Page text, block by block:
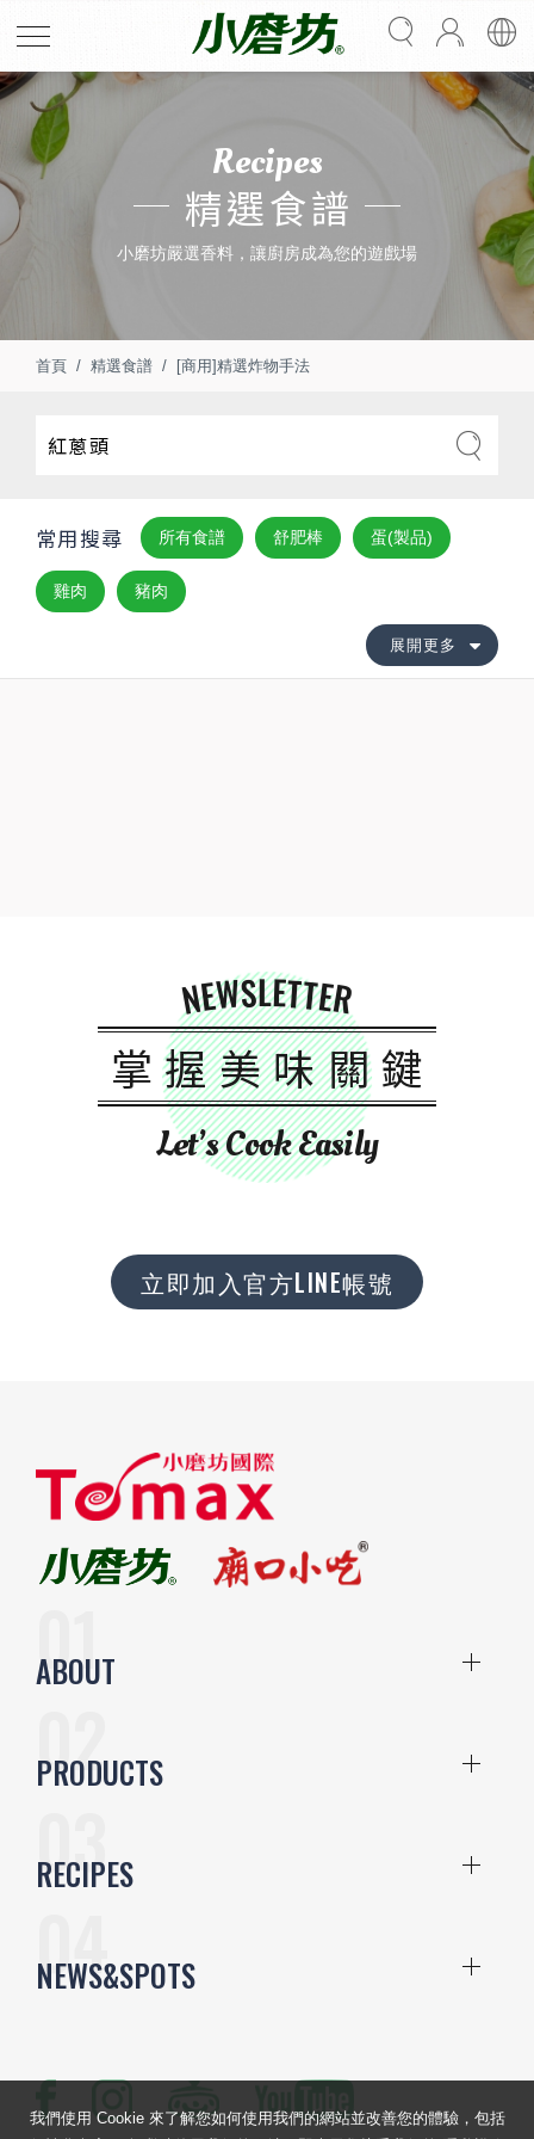
Recipes
精選食譜
小磨坊嚴選香料，讓廚房成為您的遊戲場
首頁 精選食譜 [商用]精選炸物手法
常用搜尋 所有食譜 舒肥棒 蛋(製品)
雞肉 豬肉
展開更多
NEWSLETTER
掌握美味關鍵
Let’s Cook Easily
立即加入官方LINE帳號
ABOUT
PRODUCTS
RECIPES
NEWS&SPOTS
我們使用 Cookie 來了解您如何使用我們的網站並改善您的體驗，包括